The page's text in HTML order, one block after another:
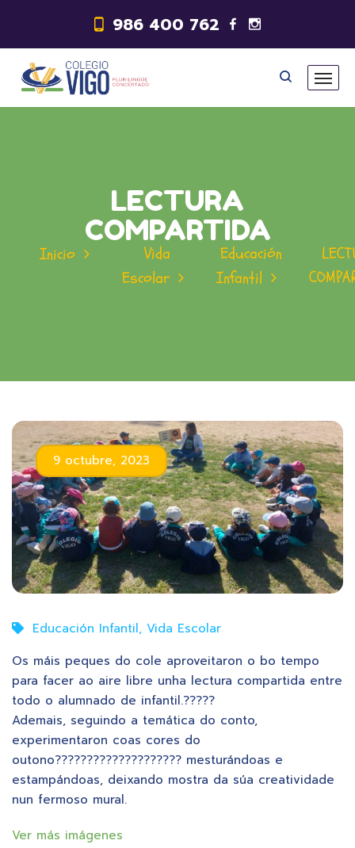
986 400 762
LECTURA
COMPARTIDA
Inicio
Vida
Escolar
Educación
Infantil
9 octubre, 2023
Educación Infantil, Vida Escolar
Os máis peques do cole aproveitaron o bo tempo
para facer ao aire libre unha lectura compartida entre
todo o alumnado de infantil.?????
Ademais, seguindo a temática do conto,
experimentaron coas cores do
outono???????????????????? mesturándoas e
estampándoas, deixando mostra da súa creatividade
nun fermoso mural.
Ver más imágenes